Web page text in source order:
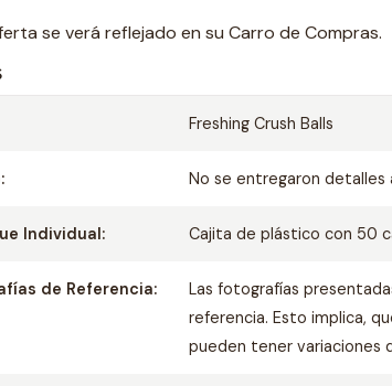
se verá reflejado en su Carro de Compras.
Freshing Crush Balls
No se entregaron detalles
Individual: Cajita de plástico con 50
de Referencia:
Las fotografías
referencia. Esto implica,
pueden tener variaciones